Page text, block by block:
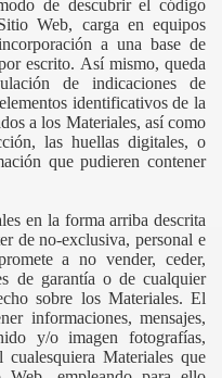
de descubrir el código
Web, carga en equipos
a una base de
escrito. Así mismo, queda
de indicaciones de
identificativos de la
a los Materiales, así como
las huellas digitales, o
que pudieren contener
en la forma arriba descrita
de no-exclusiva, personal e
a no vender, ceder,
de garantía o de cualquier
sobre los Materiales. El
informaciones, mensajes,
y/o imagen fotografías,
Materiales que